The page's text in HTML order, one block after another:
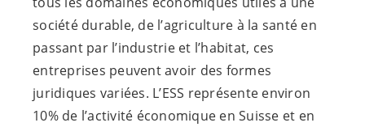
société durable, de l’agriculture à la santé en
passant par l’industrie et l’habitat, ces
entreprises peuvent avoir des formes
juridiques variées. L’ESS représente environ
10% de l’activité économique en Suisse et en